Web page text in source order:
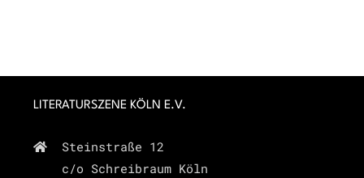
LITERATURSZENE KÖLN E.V.
Steinstraße 12
c/o Schreibraum Köln